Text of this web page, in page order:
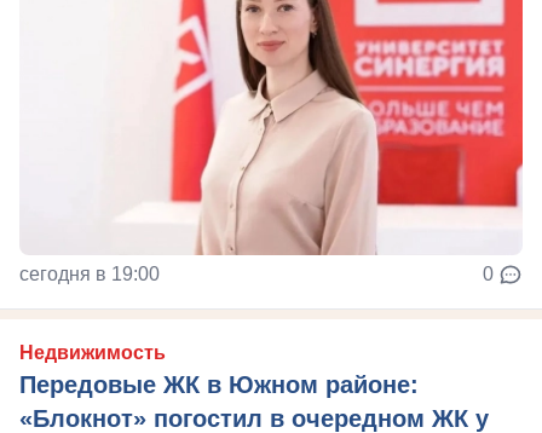
сегодня в 19:00 0
Недвижимость
Передовые ЖК в Южном районе:
«Блокнот» погостил в очередном ЖК у